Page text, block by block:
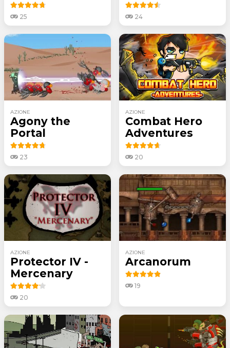
25 24
AZIONE
Agony the
Portal
23
AZIONE
Combat Hero
Adventures
20
AZIONE
Protector IV -
Mercenary
20
AZIONE
Arcanorum
19